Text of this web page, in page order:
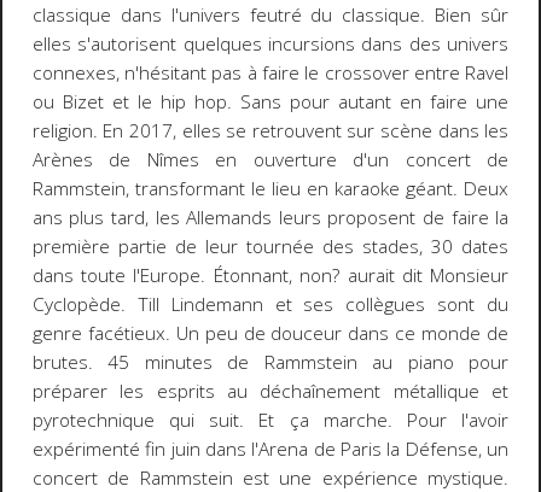
classique dans l'univers feutré du classique. Bien sûr
elles s'autorisent quelques incursions dans des univers
connexes, n'hésitant pas à faire le crossover entre Ravel
ou Bizet et le hip hop. Sans pour autant en faire une
religion. En 2017, elles se retrouvent sur scène dans les
Arènes de Nîmes en ouverture d'un concert de
Rammstein, transformant le lieu en karaoke géant. Deux
ans plus tard, les Allemands leurs proposent de faire la
première partie de leur tournée des stades, 30 dates
dans toute l'Europe. Étonnant, non? aurait dit Monsieur
Cyclopède. Till Lindemann et ses collègues sont du
genre facétieux. Un peu de douceur dans ce monde de
brutes. 45 minutes de Rammstein au piano pour
préparer les esprits au déchaînement métallique et
pyrotechnique qui suit. Et ça marche. Pour l'avoir
expérimenté fin juin dans l'Arena de Paris la Défense, un
concert de Rammstein est une expérience mystique.